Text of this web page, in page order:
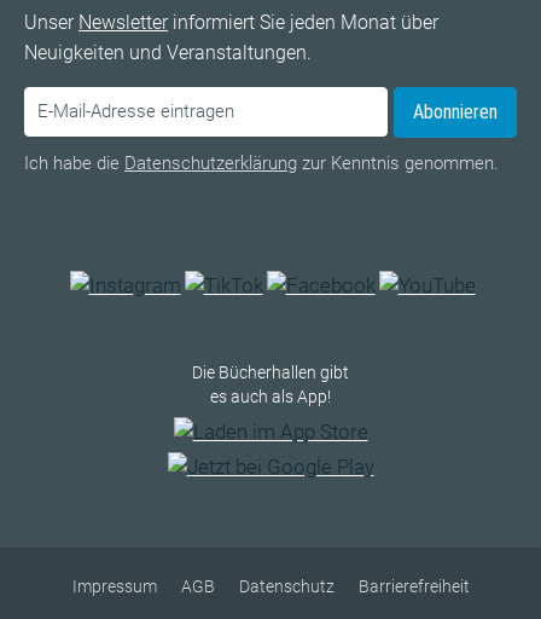
Unser Newsletterinformiert Sie jeden Monat über
Neuigkeiten und Veranstaltungen.
Abonnieren
Ich habe die Datenschutzerklärung zur Kenntnis genommen.
Die Bücherhallen gibt
es auch als App!
Impressum AGB Datenschutz Barrierefreiheit